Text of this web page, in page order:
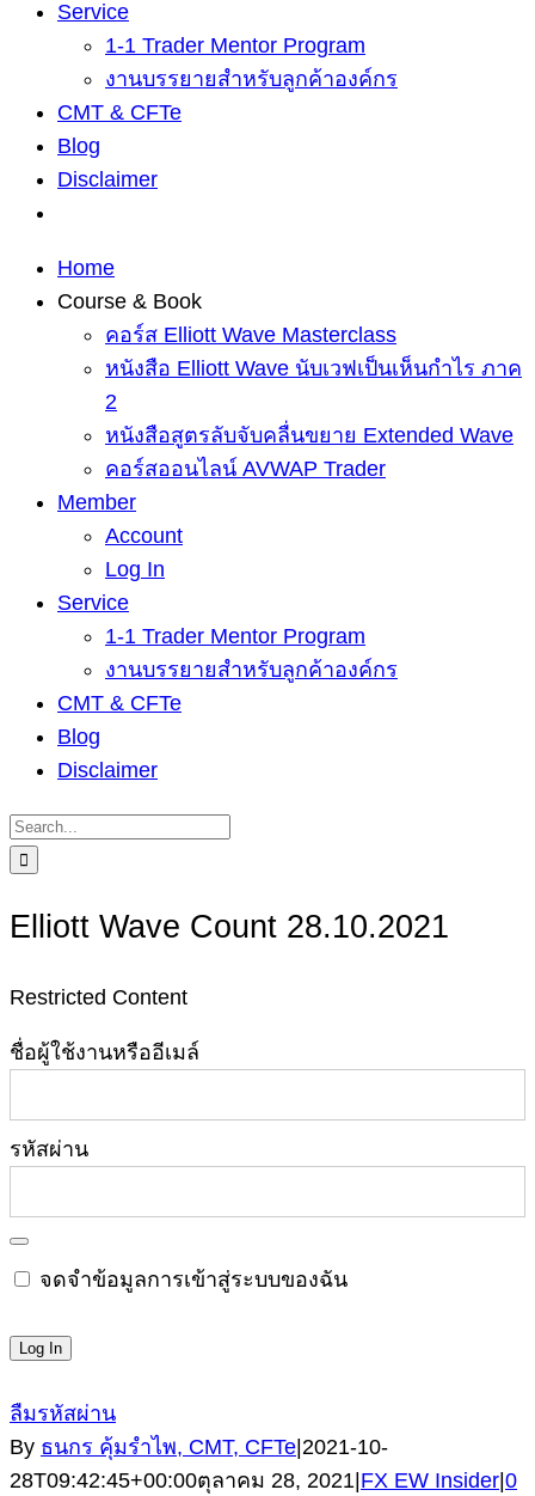
Service
1-1 Trader Mentor Program
งานบรรยายสำหรับลูกค้าองค์กร
CMT & CFTe
Blog
Disclaimer
Home
Course & Book
คอร์ส Elliott Wave Masterclass
หนังสือ Elliott Wave นับเวฟเป็นเห็นกำไร ภาค
2
หนังสือสูตรลับจับคลื่นขยาย Extended Wave
คอร์สออนไลน์ AVWAP Trader
Member
Account
Log In
Service
1-1 Trader Mentor Program
งานบรรยายสำหรับลูกค้าองค์กร
CMT & CFTe
Blog
Disclaimer
Search
for:
Elliott Wave Count 28.10.2021
Restricted Content
ชื่อผู้ใช้งานหรืออีเมล์
รหัสผ่าน
จดจำข้อมูลการเข้าสู่ระบบของฉัน
ลืมรหัสผ่าน
By ธนกร คุ้มรำไพ, CMT, CFTe|2021-10-
28T09:42:45+00:00ตุลาคม 28, 2021|FX EW Insider|0